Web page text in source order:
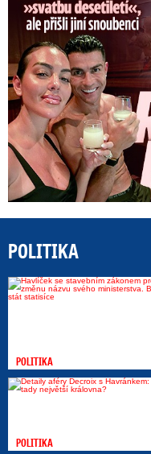
POLITIKA
POLITIKA
POLITIKA